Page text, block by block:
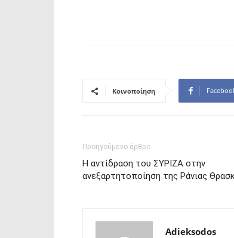
Κοινοποίηση
Προηγούμενο άρθρο
Η αντίδραση του ΣΥΡΙΖΑ στην
ανεξαρτητοποίηση της Ράνιας
Adieksodos